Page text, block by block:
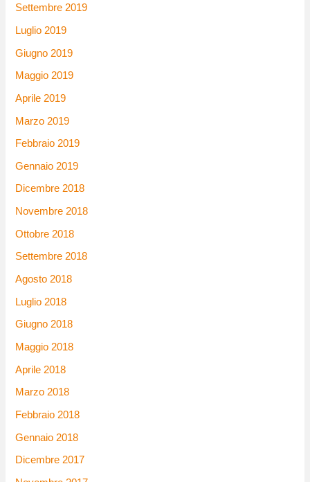
Settembre 2019
Luglio 2019
Giugno 2019
Maggio 2019
Aprile 2019
Marzo 2019
Febbraio 2019
Gennaio 2019
Dicembre 2018
Novembre 2018
Ottobre 2018
Settembre 2018
Agosto 2018
Luglio 2018
Giugno 2018
Maggio 2018
Aprile 2018
Marzo 2018
Febbraio 2018
Gennaio 2018
Dicembre 2017